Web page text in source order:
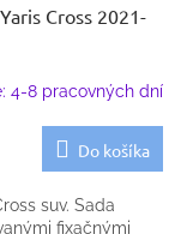
Cross 2021-
4-8 pracovných dní
Do košíka
suv. Sada
fixačnými